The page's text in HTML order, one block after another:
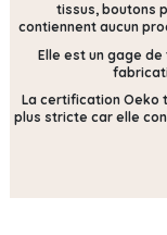
tissus, boutons
contiennent aucun
Elle est un gage
La certification Oeko
plus stricte car elle